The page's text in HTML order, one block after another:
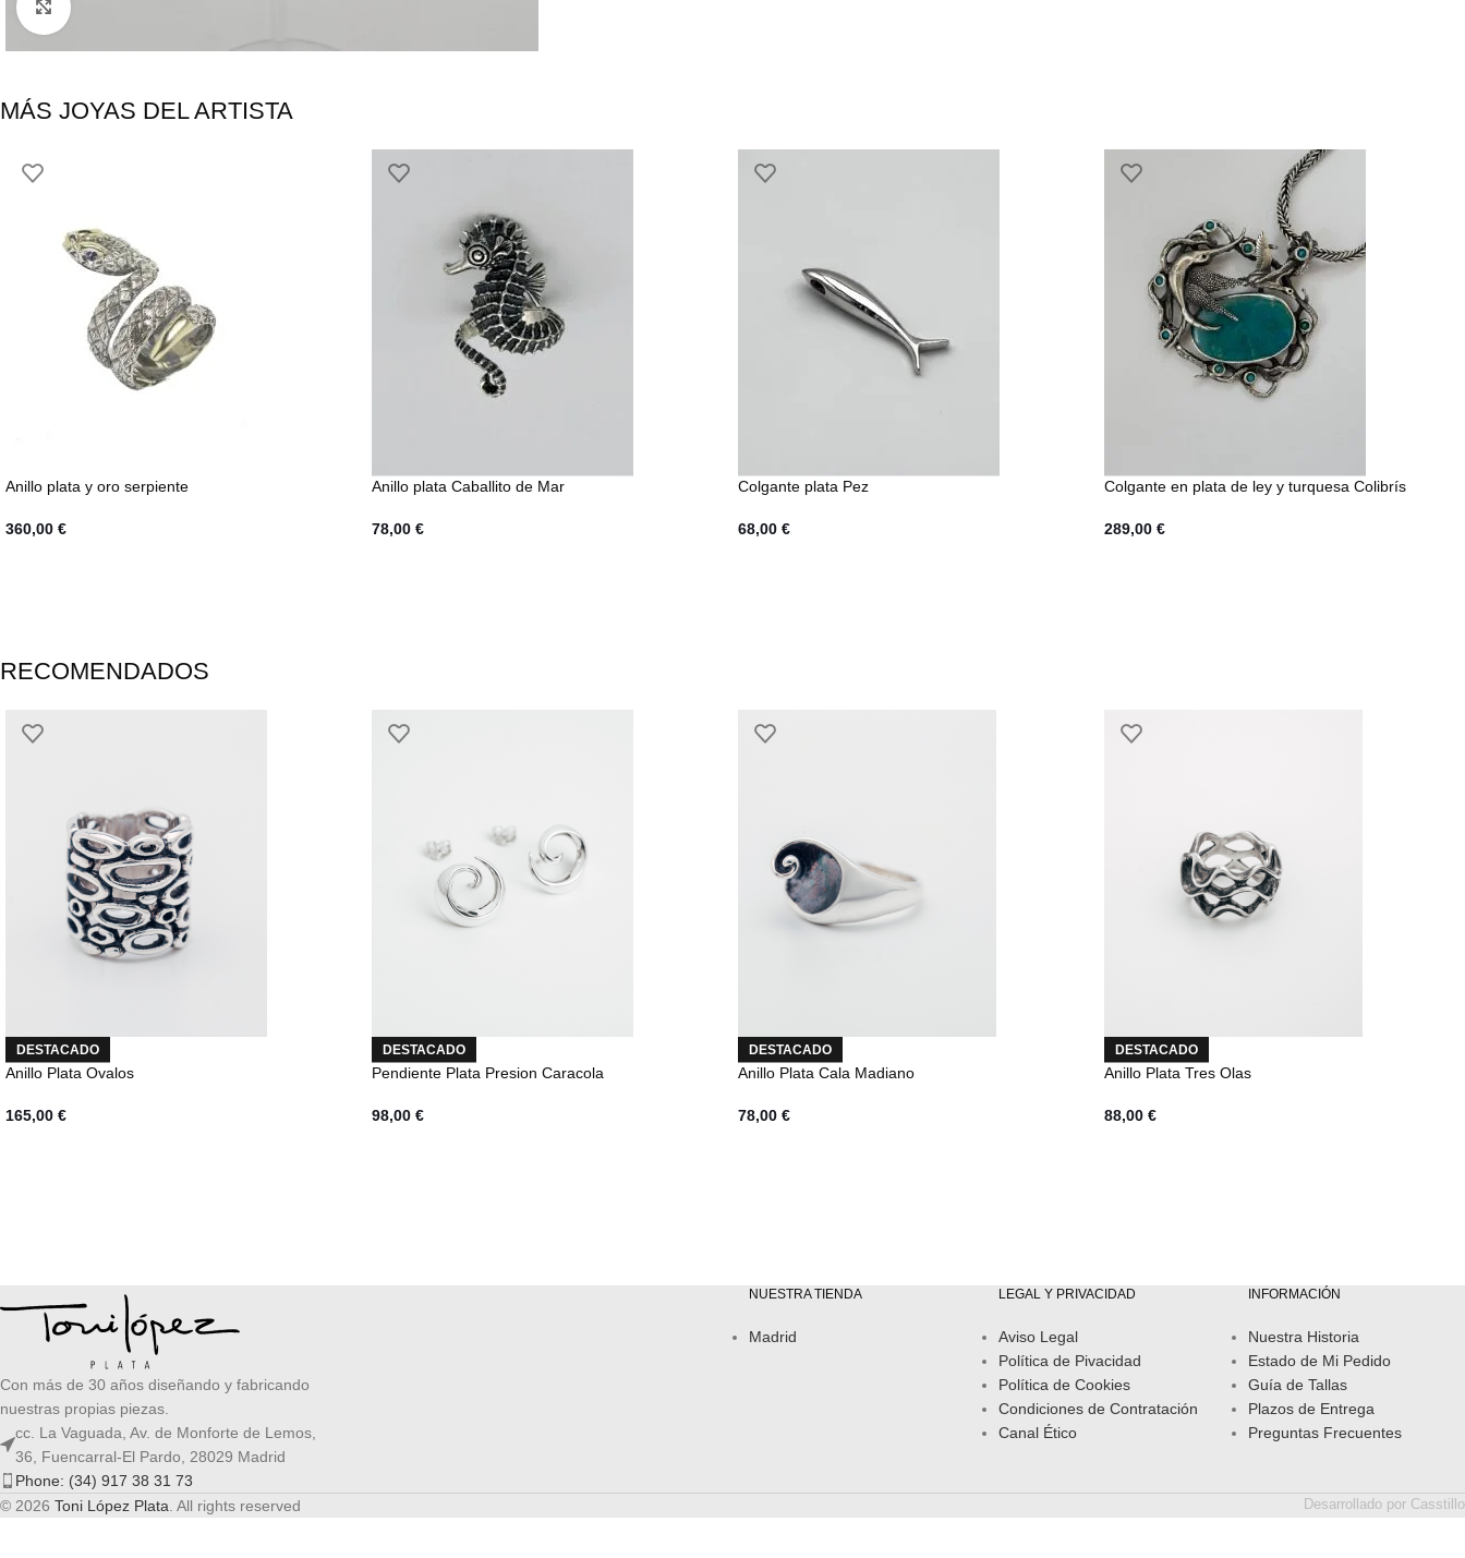
MÁS JOYAS DEL ARTISTA
Anillo plata y oro serpiente
360,00 €
Anillo plata Caballito de Mar
78,00 €
Colgante plata Pez
68,00 €
Colgante en plata de ley y turquesa Colibrís
289,00 €
RECOMENDADOS
DESTACADO
Anillo Plata Ovalos
165,00 €
DESTACADO
Pendiente Plata Presion Caracola
98,00 €
DESTACADO
Anillo Plata Cala Madiano
78,00 €
DESTACADO
Anillo Plata Tres Olas
88,00 €
Con más de 30 años diseñando y fabricando
nuestras propias piezas.
cc. La Vaguada, Av. de Monforte de Lemos,
36, Fuencarral-El Pardo, 28029 Madrid
Phone: (34) 917 38 31 73
NUESTRA TIENDA
Madrid
LEGAL Y PRIVACIDAD
Aviso Legal
Política de Pivacidad
Política de Cookies
Condiciones de Contratación
Canal Ético
INFORMACIÓN
Nuestra Historia
Estado de Mi Pedido
Guía de Tallas
Plazos de Entrega
Preguntas Frecuentes
© 2026 Toni López Plata . All rights reserved Desarrollado por Casstillo